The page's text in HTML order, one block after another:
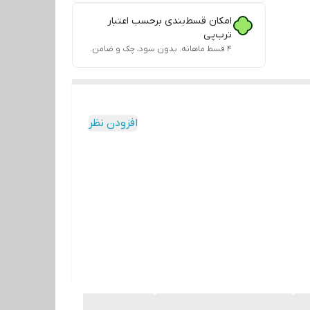
امکان قسط‌بندی برحسب اعتبار
ترب‌پی
۴ قسط ماهانه. بدون سود، چک و ضامن.
افزودن نظر